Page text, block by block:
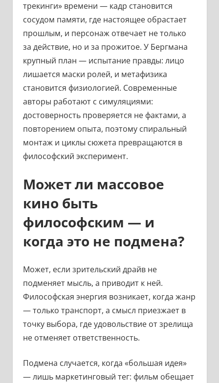
трекинги» времени — кадр становится
сосудом памяти, где настоящее обрастает
прошлым, и персонаж отвечает не только
за действие, но и за прожитое. У Бергмана
крупный план — испытание правды: лицо
лишается маски ролей, и метафизика
становится физиологией. Современные
авторы работают с симуляциями:
достоверность проверяется не фактами, а
повторением опыта, поэтому спиральный
монтаж и циклы сюжета превращаются в
философский эксперимент.
Может ли массовое
кино быть
философским — и
когда это не подмена?
Может, если зрительский драйв не
подменяет мысль, а приводит к ней.
Философская энергия возникает, когда жанр
— только транспорт, а смысл приезжает в
точку выбора, где удовольствие от зрелища
не отменяет ответственность.
Подмена случается, когда «большая идея»
— лишь маркетинговый тег: фильм обещает